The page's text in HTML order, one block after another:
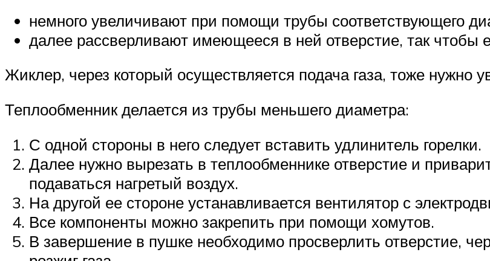
немного увеличивают при помощи трубы соответствующего
далее рассверливают имеющееся в ней отверстие, так чтобы
Жиклер, через который осуществляется подача газа, тоже нужно
Теплообменник делается из трубы меньшего диаметра:
С одной стороны в него следует вставить удлинитель горелки.
Далее нужно вырезать в теплообменнике отверстие и
подаваться нагретый воздух.
На другой ее стороне устанавливается вентилятор с
Все компоненты можно закрепить при помощи хомутов.
В завершение в пушке необходимо просверлить отверстие,